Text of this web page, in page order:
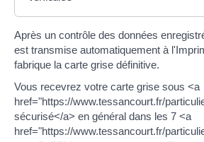
Après un contrôle des données
est transmise automatiquement à
fabrique la carte grise définitive.
Vous recevrez votre carte grise sous <a
href="https://www.tessancourt.fr/
sécurisé</a> en général dans les 7 <a
href="https://www.tessancourt.fr/